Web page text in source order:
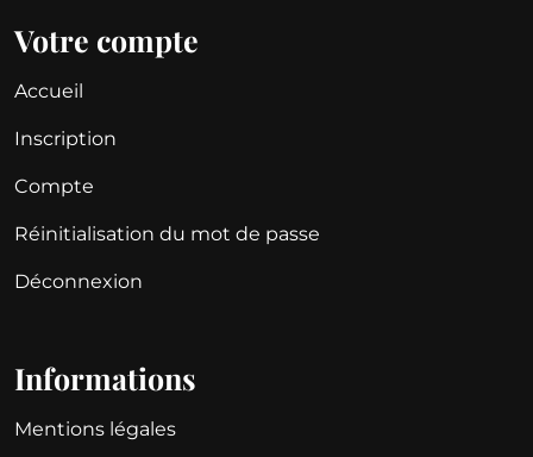
Votre compte
Accueil
Inscription
Compte
Réinitialisation du mot de passe
Déconnexion
Informations
Mentions légales